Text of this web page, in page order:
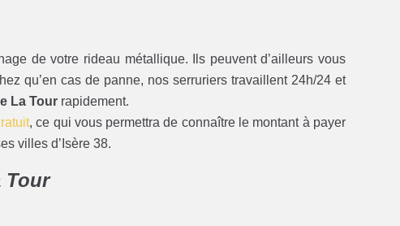
de votre rideau métallique. Ils peuvent d’ailleurs vous
qu’en cas de panne, nos serruriers travaillent 24h/24 et
La Tour rapidement.
, ce qui vous permettra de connaître le montant à payer
villes d’Isère 38.
Tour